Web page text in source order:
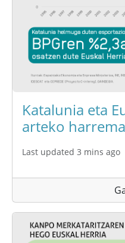
Katalunia eta
arteko
Last updated 3 mins ago